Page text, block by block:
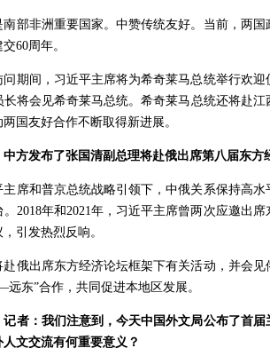
部非洲重要国家。中赞传统友好。当前，两
60周年。
期间，习近平主席将为希奇莱马总统举行欢
将会见希奇莱马总统。希奇莱马总统还将赴
国友好合作不断取得新进展。
方发布了张国清副总理将赴俄出席第八届东
席和普京总统战略引领下，中俄关系保持高
2018年和2021年，习近平主席曾两次应邀出
引发热烈反响。
俄出席东方经济论坛框架下有关活动，并会
东”合作，共同促进本地区发展。
记者：我们注意到，今天中国外文局公布了首
文交流有何重要意义？